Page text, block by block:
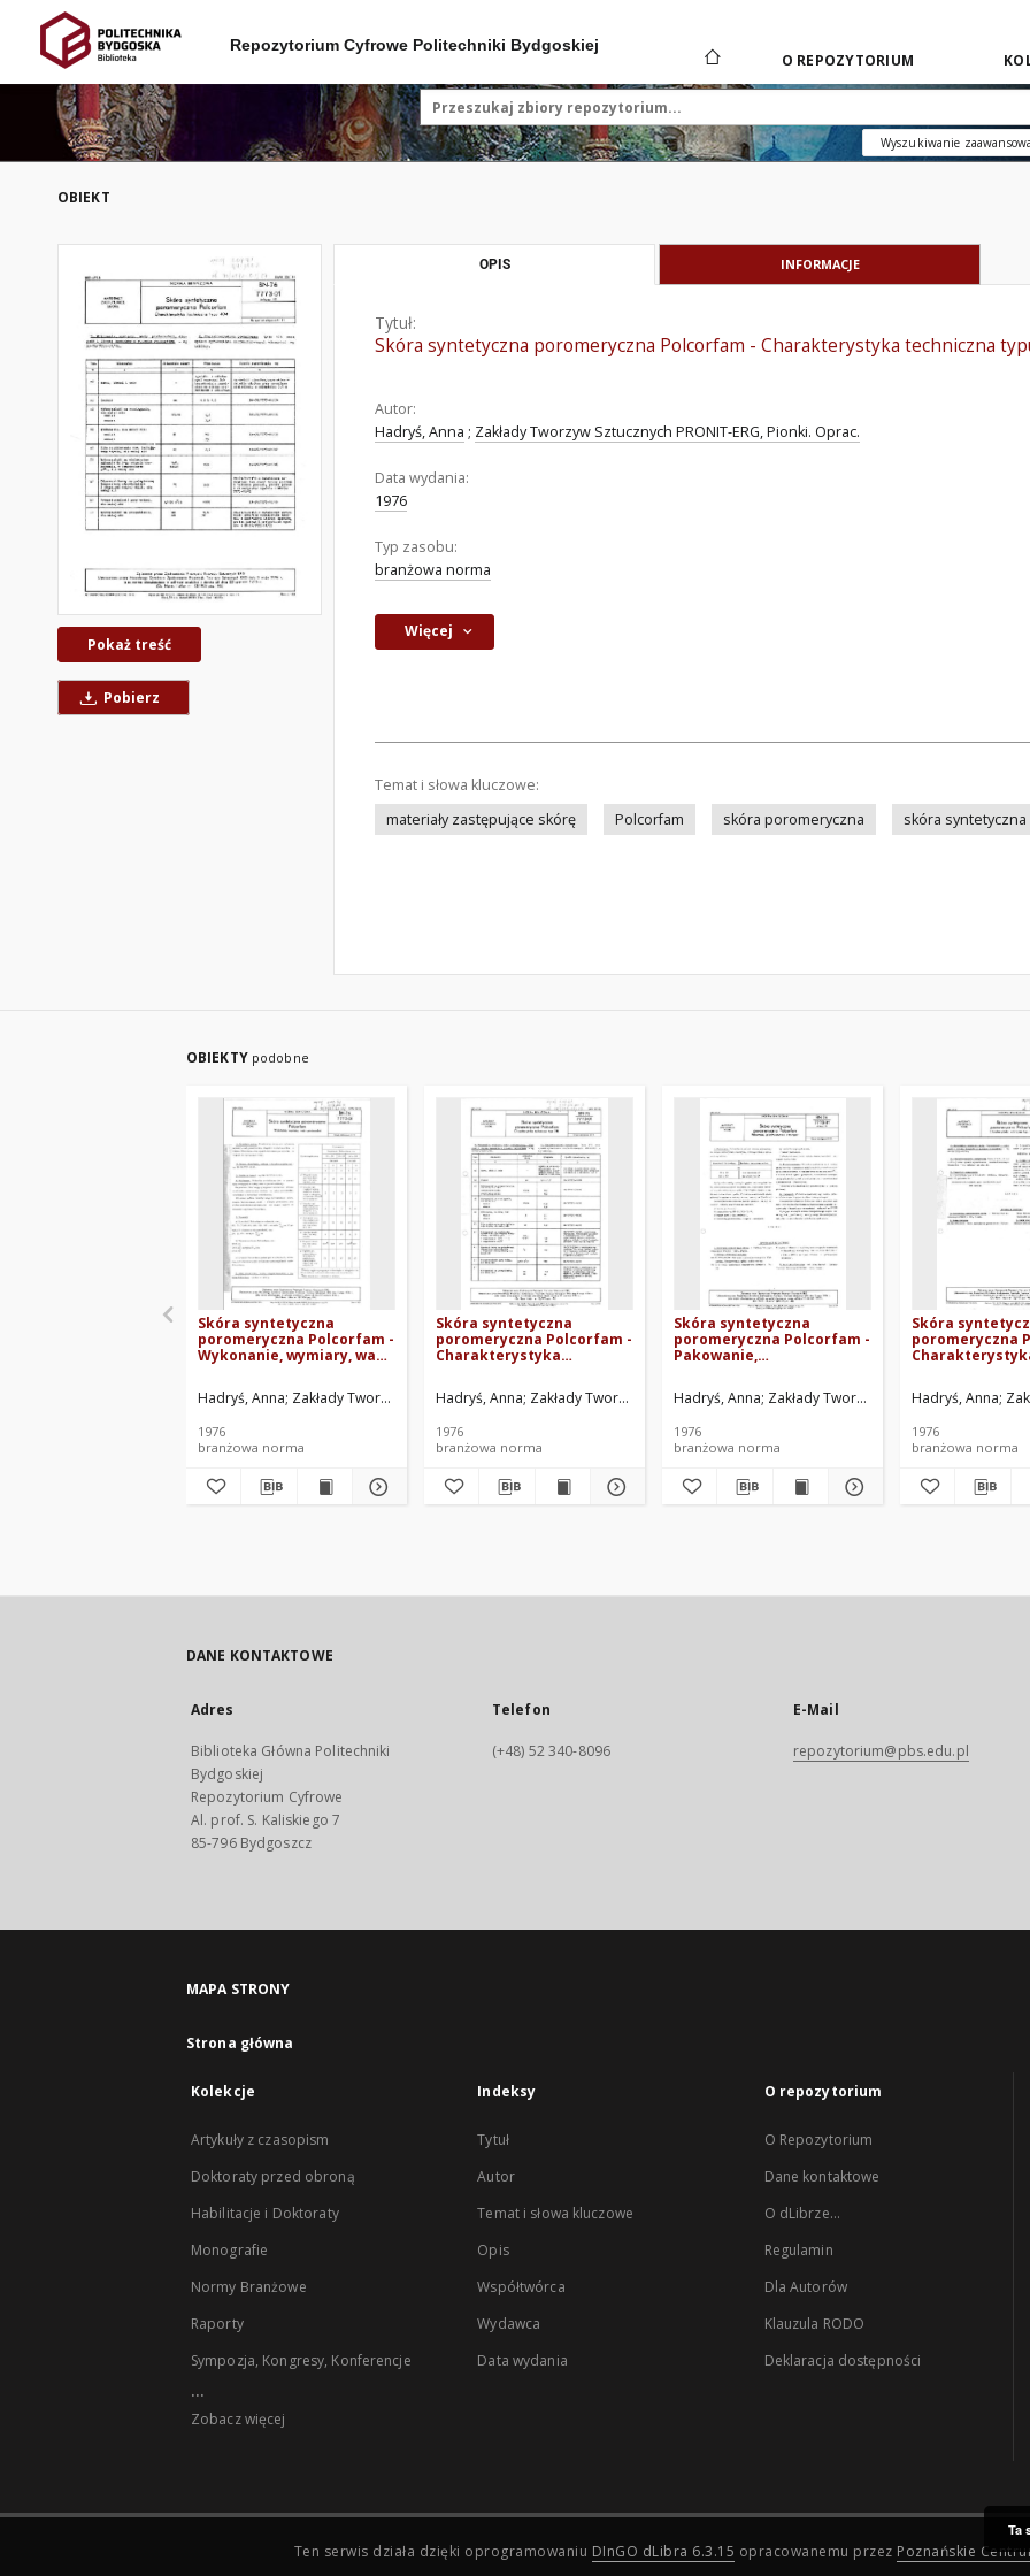
Repozytorium Cyfrowe Politechniki Bydgoskiej
O REPOZYTORIUM
Wyszukiwanie
OBIEKT
Pokaż treść
Pobierz
OPIS INFORMACJE
Tytuł:
Skóra syntetyczna poromeryczna Polcorfam - Charakterystyka techniczna
Autor:
Hadryś, Anna ; Zakłady Tworzyw Sztucznych PRONIT-ERG, Pionki. Oprac.
Data wydania:
1976
Typ zasobu:
branżowa norma
Więcej
Temat i słowa kluczowe:
materiały zastępujące skórę
Polcorfam skóra poromeryczna skóra syntetyczna
OBIEKTY podobne
Skóra syntetyczna
poromeryczna Polcorfam -
Wykonanie, wymiary, wady
Arkusz 16
Hadryś, Anna Zakłady Tworzyw Sztucznych PRONIT-ERG, Pionki. Oprac.
1976
branżowa norma
Skóra syntetyczna
poromeryczna Polcorfam -
Charakterystyka
76/7773-01 Arkusz 18
Hadryś, Anna Zakłady Tworzyw Sztucznych PRONIT-ERG, Pionki. Oprac.
1976
branżowa norma
Skóra syntetyczna
poromeryczna Polcorfam -
Pakowanie,
transport BN-76/7773-01
Arkusz 15
Hadryś, Anna Zakłady Tworzyw Sztucznych PRONIT-
1976
branżowa norma
Skóra
poromeryczna
76/7773-01
Hadryś, Anna
1976
branżowa norma
DANE KONTAKTOWE
Adres
Biblioteka Główna Politechniki
Bydgoskiej
Repozytorium Cyfrowe
Al. prof. S. Kaliskiego 7
85-796 Bydgoszcz
Telefon
(+48) 52 340-8096
E-Mail
repozytorium@pbs.edu.pl
MAPA STRONY
Strona główna
Kolekcje
Artykuły z czasopism
Doktoraty przed obroną
Habilitacje i Doktoraty
Monografie
Normy Branżowe
Raporty
Sympozja, Kongresy, Konferencje
...
Zobacz więcej
Indeksy
Tytuł
Autor
Temat i słowa kluczowe
Opis
Współtwórca
Wydawca
Data wydania
O repozytorium
O Repozytorium
Dane kontaktowe
O dLibrze...
Regulamin
Dla Autorów
Klauzula RODO
Deklaracja dostępności
Ten serwis działa dzięki oprogramowaniu DInGO dLibra 6.3.15 opracowanemu przez Poznańskie
Ta